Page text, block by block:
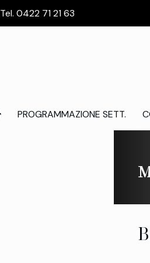
Tel. 0422 71 21 63
PROGRAMMAZIONE SETT.